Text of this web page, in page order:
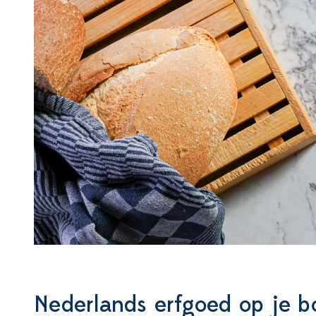
Nederlands erfgoed op je